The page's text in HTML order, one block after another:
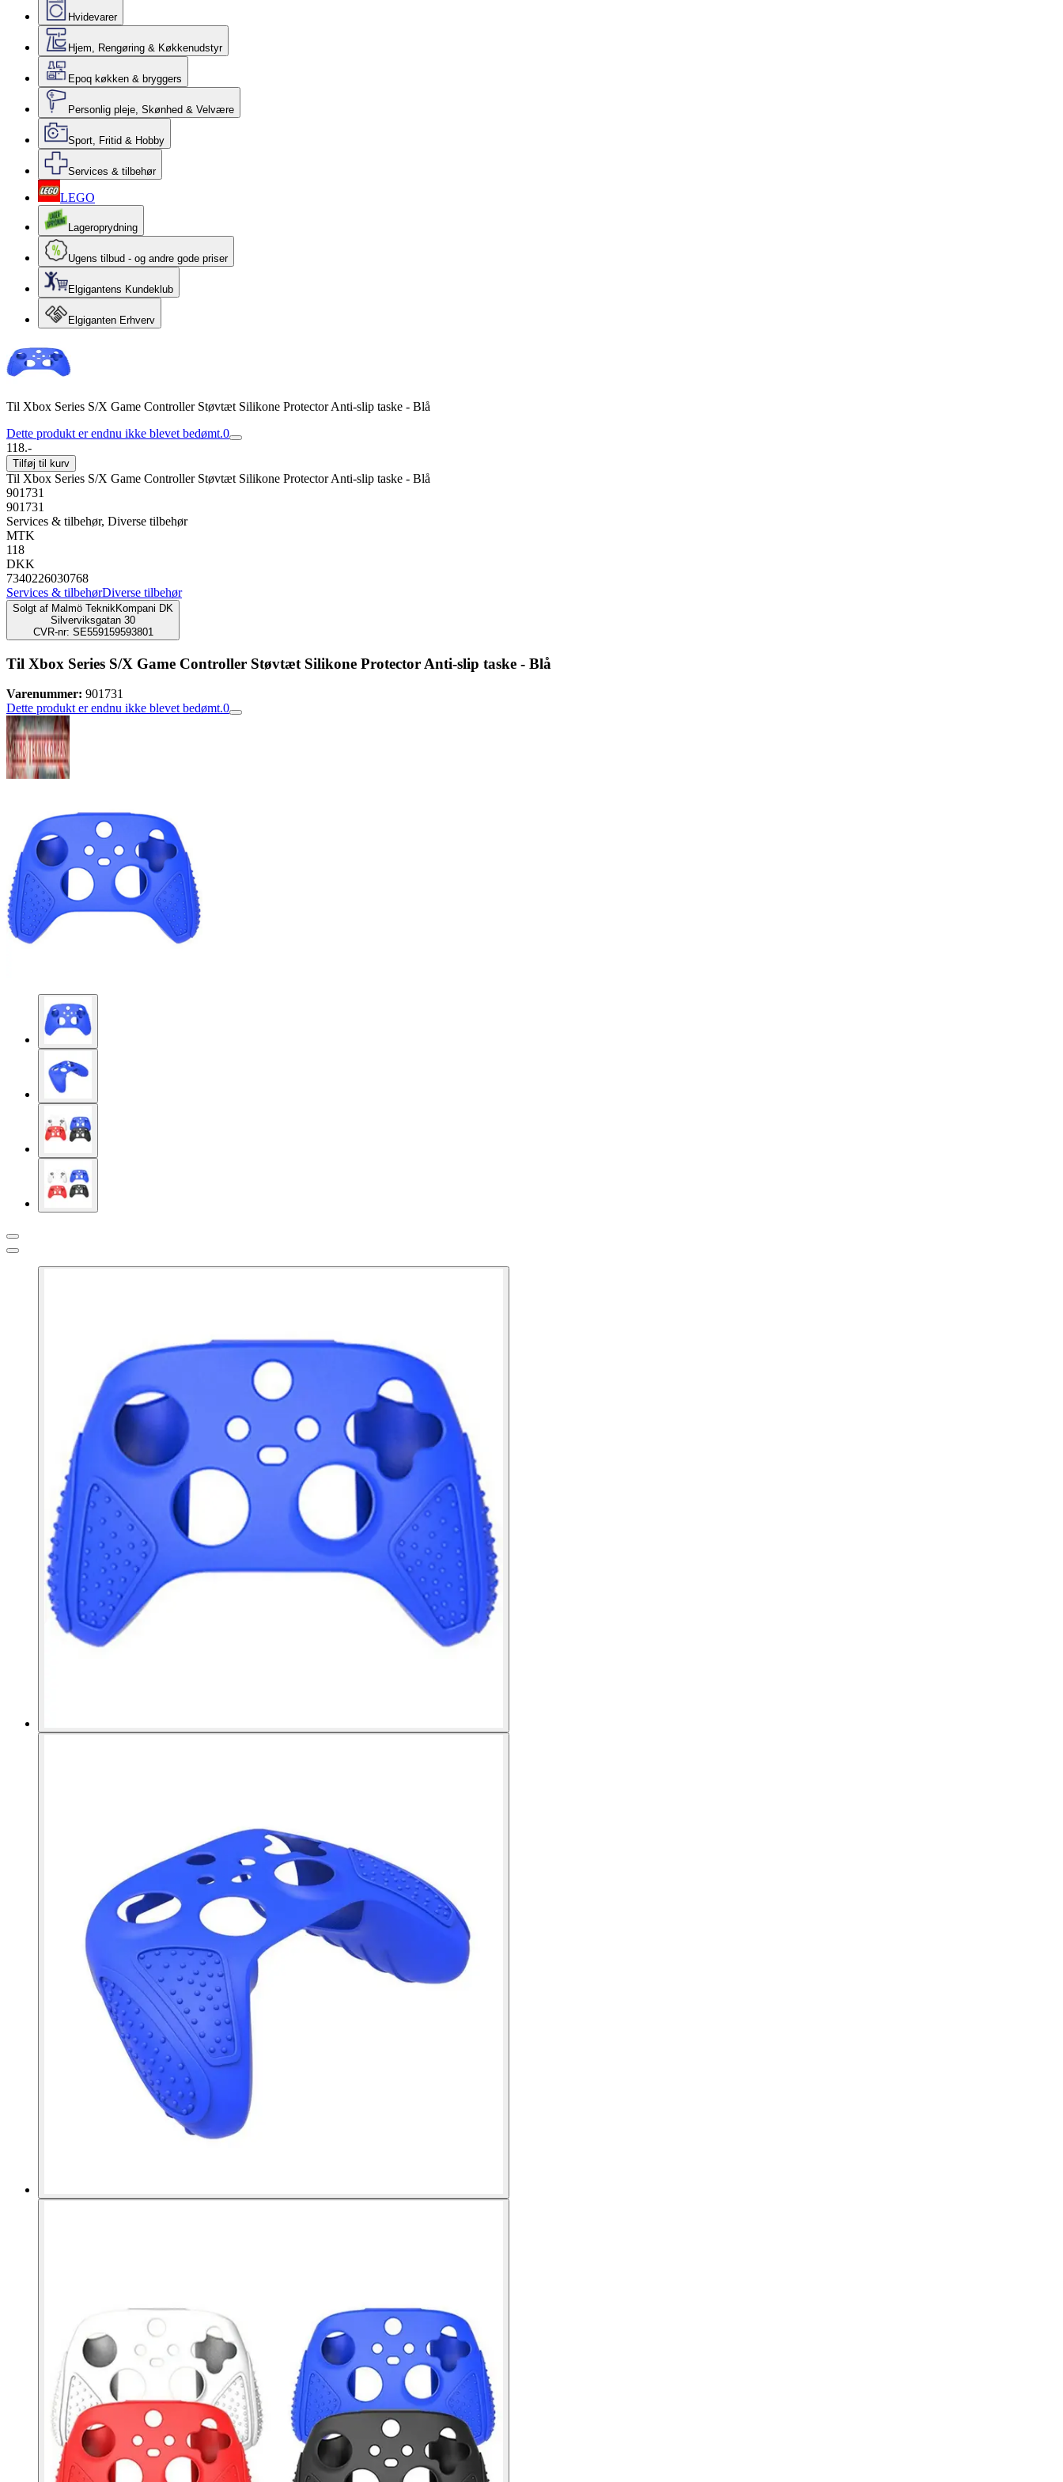
Hvidevarer
Hjem, Rengøring & Køkkenudstyr
Epoq køkken & bryggers
Personlig pleje, Skønhed & Velvære
Sport, Fritid & Hobby
Services & tilbehør
LEGO
Lageroprydning
Ugens tilbud - og andre gode priser
Elgigantens Kundeklub
Elgiganten Erhverv
Til Xbox Series S/X Game Controller Støvtæt Silikone Protector Anti-slip taske - Blå
Dette produkt er endnu ikke blevet bedømt.0
118.-
Tilføj til kurv
Til Xbox Series S/X Game Controller Støvtæt Silikone Protector Anti-slip taske - Blå
901731
901731
Services & tilbehør, Diverse tilbehør
MTK
118
DKK
7340226030768
Services & tilbehørDiverse tilbehør
Solgt af Malmö TeknikKompani DK
Silverviksgatan 30
CVR-nr: SE559159593801
Til Xbox Series S/X Game Controller Støvtæt Silikone Protector Anti-slip taske - Blå
Varenummer: 901731
Dette produkt er endnu ikke blevet bedømt.0